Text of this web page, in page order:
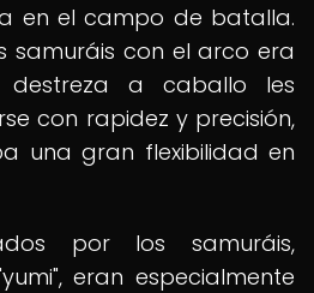
en el campo de batalla.
samuráis con el arco era
destreza a caballo les
con rapidez y precisión,
una gran flexibilidad en
por los samuráis,
eran especialmente